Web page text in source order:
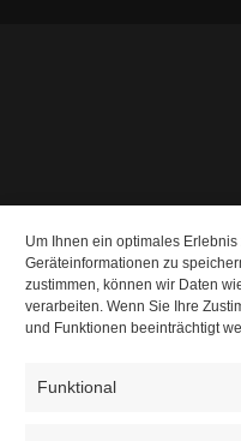
Um Ihnen ein optimales
Geräteinformationen zu
zustimmen, können wir Daten
verarbeiten. Wenn Sie Ihre
und Funktionen beeinträchtigt
Funktional